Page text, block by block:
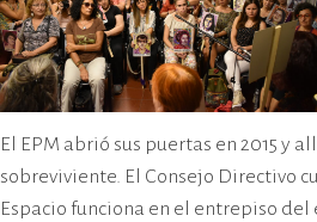
El EPM abrió sus puertas en 2015
sobreviviente. El Consejo Directivo
Espacio funciona en el entrepiso